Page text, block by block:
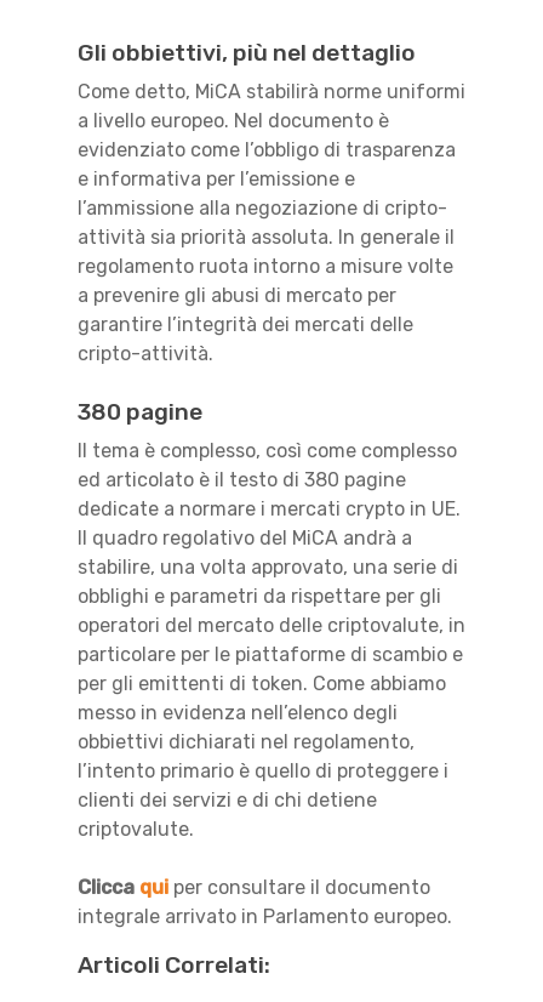
Gli obbiettivi, più nel dettaglio
Come detto, MiCA stabilirà norme uniformi
a livello europeo. Nel documento è
evidenziato come l’obbligo di trasparenza
e informativa per l’emissione e
l’ammissione alla negoziazione di cripto-
attività sia priorità assoluta. In generale il
regolamento ruota intorno a misure volte
a prevenire gli abusi di mercato per
garantire l’integrità dei mercati delle
cripto-attività.
380 pagine
Il tema è complesso, così come complesso
ed articolato è il testo di 380 pagine
dedicate a normare i mercati crypto in UE.
Il quadro regolativo del MiCA andrà a
stabilire, una volta approvato, una serie di
obblighi e parametri da rispettare per gli
operatori del mercato delle criptovalute, in
particolare per le piattaforme di scambio e
per gli emittenti di token. Come abbiamo
messo in evidenza nell’elenco degli
obbiettivi dichiarati nel regolamento,
l’intento primario è quello di proteggere i
clienti dei servizi e di chi detiene
criptovalute.
Clicca qui per consultare il documento
integrale arrivato in Parlamento europeo.
Articoli Correlati: